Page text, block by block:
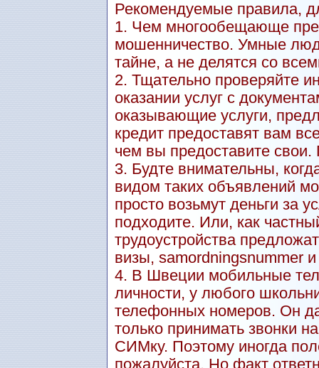
Рекомендуемые правила,
1. Чем многообещающе
мошенничество. Умные
тайне, а не делятся со
2. Тщательно проверяйте
оказании услуг с
оказывающие услуги,
кредит предоставят вам
чем вы предоставите
3. Будте внимательны,
видом таких объявлений
просто возьмут деньги за
подходите. Или, как
трудоустройства
визы, samordningsnummer и
4. В Швеции мобильные
личности, у любого
телефонных номеров. Он
только принимать звонки
СИМку. Поэтому иногда
пожалуйста. Но факт